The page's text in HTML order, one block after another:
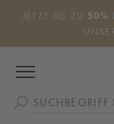
Zum Hauptinhalt
JETZT BIS ZU 50%